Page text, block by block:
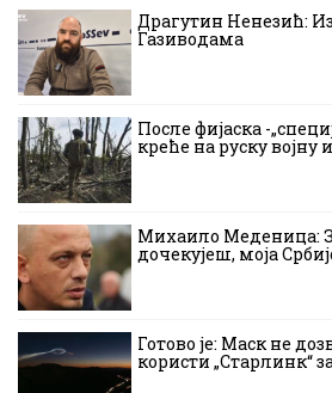
Драгутин Ненезић:
Газиводама
После фијаска -
креће на руску војну
Михаило Меденица:
дочекујеш, моја
Готово је: Маск не
користи „Старлинк“